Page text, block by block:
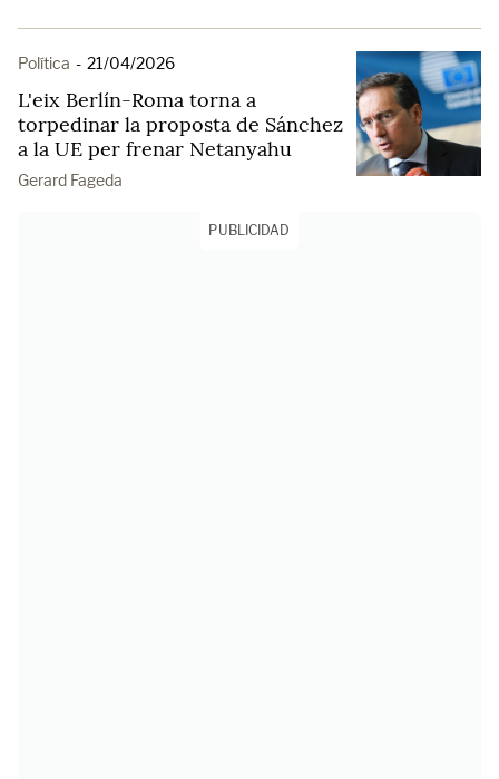
Política - 21/04/2026
L'eix Berlín-Roma torna a
torpedinar la proposta de Sánchez
a la UE per frenar Netanyahu
Gerard Fageda
PUBLICIDAD